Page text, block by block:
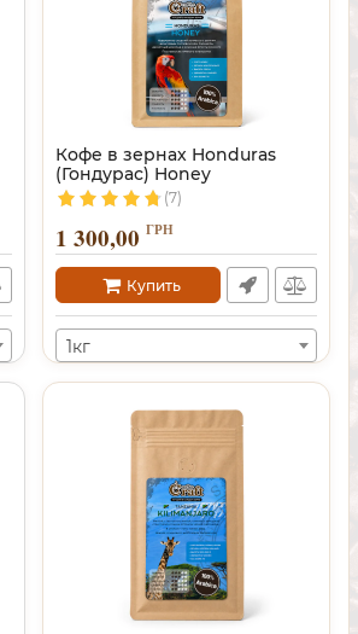
Кофе в зернах Honduras
(Гондурас) Honey
(7)
1 300,00 ГРН
Купить
1кг